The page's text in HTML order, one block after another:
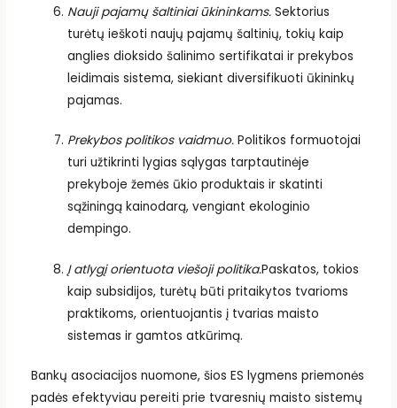
Nauji pajamų šaltiniai ūkininkams. Sektorius
turėtų ieškoti naujų pajamų šaltinių, tokių kaip
anglies dioksido šalinimo sertifikatai ir prekybos
leidimais sistema, siekiant diversifikuoti ūkininkų
pajamas.
Prekybos politikos vaidmuo. Politikos formuotojai
turi užtikrinti lygias sąlygas tarptautinėje
prekyboje žemės ūkio produktais ir skatinti
sąžiningą kainodarą, vengiant ekologinio
dempingo.
Į atlygį orientuota viešoji politika.Paskatos, tokios
kaip subsidijos, turėtų būti pritaikytos tvarioms
praktikoms, orientuojantis į tvarias maisto
sistemas ir gamtos atkūrimą.
Bankų asociacijos nuomone, šios ES lygmens priemonės
padės efektyviau pereiti prie tvaresnių maisto sistemų